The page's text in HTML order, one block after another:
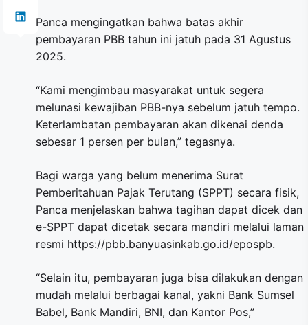
Panca mengingatkan bahwa batas akhir
pembayaran PBB tahun ini jatuh pada 31 Agustus
2025.
“Kami mengimbau masyarakat untuk segera
melunasi kewajiban PBB-nya sebelum jatuh tempo.
Keterlambatan pembayaran akan dikenai denda
sebesar 1 persen per bulan,” tegasnya.
Bagi warga yang belum menerima Surat
Pemberitahuan Pajak Terutang (SPPT) secara fisik,
Panca menjelaskan bahwa tagihan dapat dicek dan
e-SPPT dapat dicetak secara mandiri melalui laman
resmi https://pbb.banyuasinkab.go.id/epospb.
“Selain itu, pembayaran juga bisa dilakukan dengan
mudah melalui berbagai kanal, yakni Bank Sumsel
Babel, Bank Mandiri, BNI, dan Kantor Pos,”